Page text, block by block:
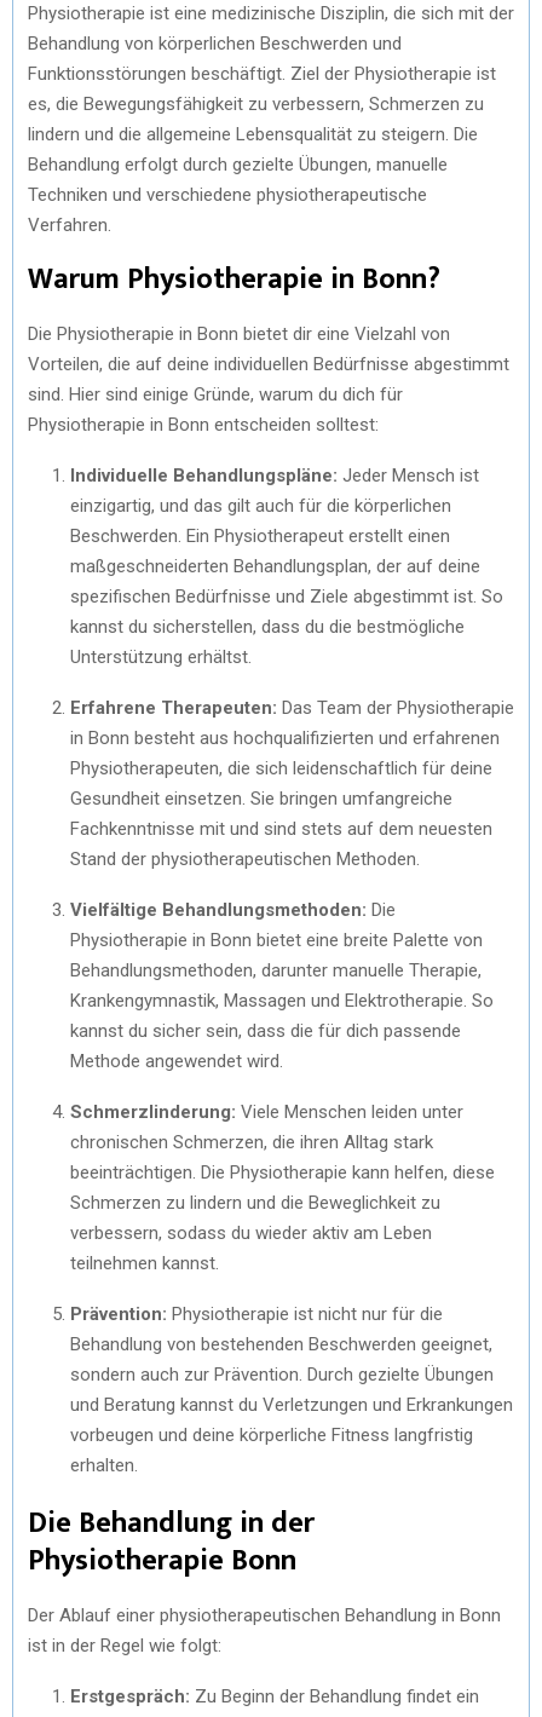
Physiotherapie ist eine medizinische Disziplin, die sich mit der
Behandlung von körperlichen Beschwerden und
Funktionsstörungen beschäftigt. Ziel der Physiotherapie ist
es, die Bewegungsfähigkeit zu verbessern, Schmerzen zu
lindern und die allgemeine Lebensqualität zu steigern. Die
Behandlung erfolgt durch gezielte Übungen, manuelle
Techniken und verschiedene physiotherapeutische
Verfahren.
Warum Physiotherapie in Bonn?
Die Physiotherapie in Bonn bietet dir eine Vielzahl von
Vorteilen, die auf deine individuellen Bedürfnisse abgestimmt
sind. Hier sind einige Gründe, warum du dich für
Physiotherapie in Bonn entscheiden solltest:
Individuelle Behandlungspläne: Jeder Mensch ist
einzigartig, und das gilt auch für die körperlichen
Beschwerden. Ein Physiotherapeut erstellt einen
maßgeschneiderten Behandlungsplan, der auf deine
spezifischen Bedürfnisse und Ziele abgestimmt ist. So
kannst du sicherstellen, dass du die bestmögliche
Unterstützung erhältst.
Erfahrene Therapeuten: Das Team der Physiotherapie
in Bonn besteht aus hochqualifizierten und erfahrenen
Physiotherapeuten, die sich leidenschaftlich für deine
Gesundheit einsetzen. Sie bringen umfangreiche
Fachkenntnisse mit und sind stets auf dem neuesten
Stand der physiotherapeutischen Methoden.
Vielfältige Behandlungsmethoden: Die
Physiotherapie in Bonn bietet eine breite Palette von
Behandlungsmethoden, darunter manuelle Therapie,
Krankengymnastik, Massagen und Elektrotherapie. So
kannst du sicher sein, dass die für dich passende
Methode angewendet wird.
Schmerzlinderung: Viele Menschen leiden unter
chronischen Schmerzen, die ihren Alltag stark
beeinträchtigen. Die Physiotherapie kann helfen, diese
Schmerzen zu lindern und die Beweglichkeit zu
verbessern, sodass du wieder aktiv am Leben
teilnehmen kannst.
Prävention: Physiotherapie ist nicht nur für die
Behandlung von bestehenden Beschwerden geeignet,
sondern auch zur Prävention. Durch gezielte Übungen
und Beratung kannst du Verletzungen und Erkrankungen
vorbeugen und deine körperliche Fitness langfristig
erhalten.
Die Behandlung in der
Physiotherapie Bonn
Der Ablauf einer physiotherapeutischen Behandlung in Bonn
ist in der Regel wie folgt:
Erstgespräch: Zu Beginn der Behandlung findet ein